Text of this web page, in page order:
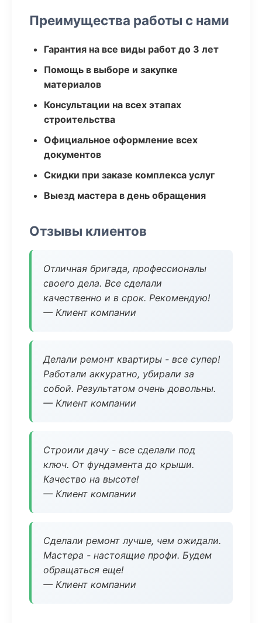
Преимущества работы с нами
Гарантия на все виды работ до 3 лет
Помощь в выборе и закупке
материалов
Консультации на всех этапах
строительства
Официальное оформление всех
документов
Скидки при заказе комплекса услуг
Выезд мастера в день обращения
Отзывы клиентов
Отличная бригада, профессионалы
своего дела. Все сделали
качественно и в срок. Рекомендую!
— Клиент компании
Делали ремонт квартиры - все супер!
Работали аккуратно, убирали за
собой. Результатом очень довольны.
— Клиент компании
Строили дачу - все сделали под
ключ. От фундамента до крыши.
Качество на высоте!
— Клиент компании
Сделали ремонт лучше, чем ожидали.
Мастера - настоящие профи. Будем
обращаться еще!
— Клиент компании